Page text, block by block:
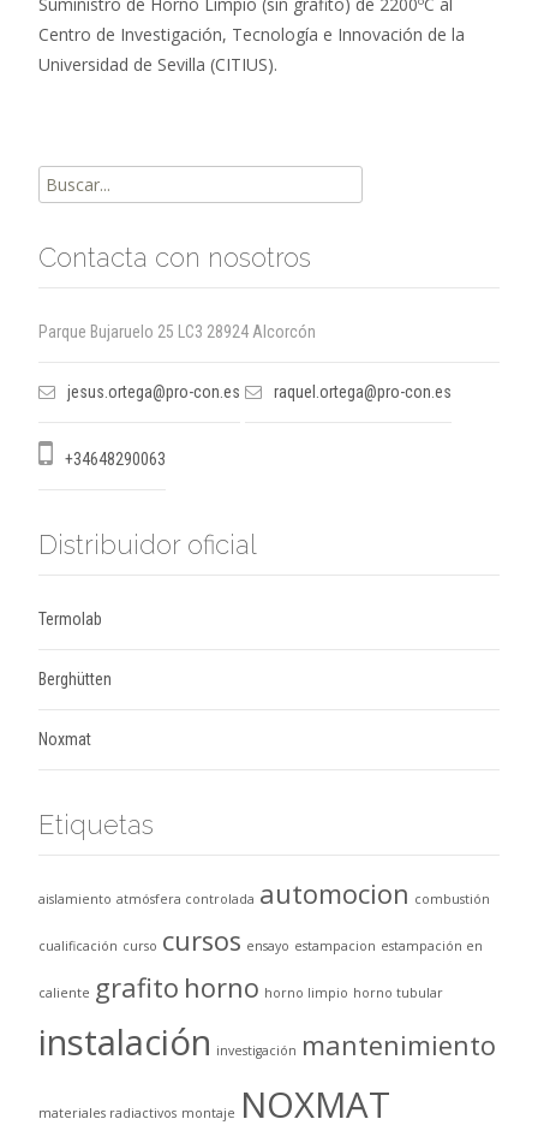
Suministro de Horno Limpio (sin grafito) de 2200ºC al
Centro de Investigación, Tecnología e Innovación de la
Universidad de Sevilla (CITIUS).
Buscar
por:
Contacta con nosotros
Parque Bujaruelo 25 LC3 28924 Alcorcón
jesus.ortega@pro-con.es raquel.ortega@pro-con.es
+34648290063
Distribuidor oficial
Termolab
Berghütten
Noxmat
Etiquetas
aislamiento atmósfera controlada automocion combustión
cualificación curso cursos ensayo estampacion estampación en
caliente grafito horno horno limpio horno tubular
instalación investigación mantenimiento
materiales radiactivos montaje NOXMAT